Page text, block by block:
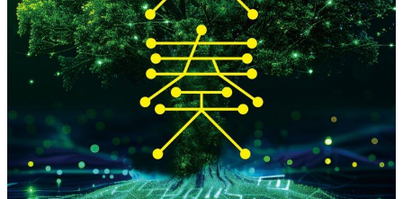
会社案内
購読・購入申し込み
サイトポリシー
お問い合わせ